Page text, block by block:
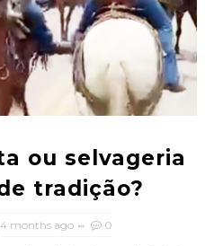
ou selvageria
tradição?
4 months ago 0